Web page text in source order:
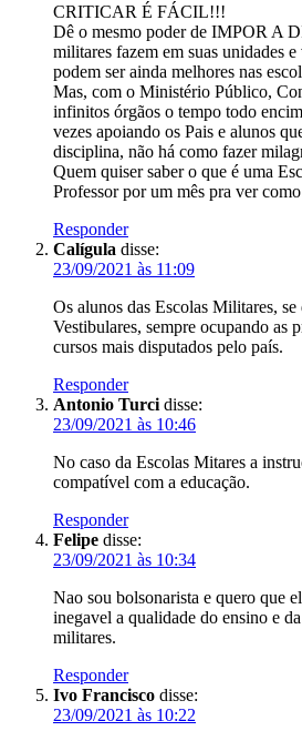
CRITICAR É FÁCIL!!!
Dê o mesmo poder de IMPOR A
militares fazem em suas unidades
podem ser ainda melhores nas
Mas, com o Ministério Público,
infinitos órgãos o tempo todo
vezes apoiando os Pais e alunos
disciplina, não há como fazer
Quem quiser saber o que é uma
Professor por um mês pra ver
Responder
Calígula disse:
23/09/2021 às 11:09
Os alunos das Escolas Militares,
Vestibulares, sempre ocupando as
cursos mais disputados pelo país.
Responder
Antonio Turci disse:
23/09/2021 às 10:46
No caso da Escolas Mitares a
compatível com a educação.
Responder
Felipe disse:
23/09/2021 às 10:34
Nao sou bolsonarista e quero que
inegavel a qualidade do ensino e
militares.
Responder
Ivo Francisco disse:
23/09/2021 às 10:22